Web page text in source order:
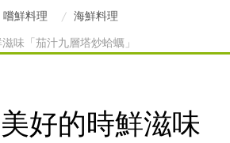
嚐鮮料理
海鮮料理
味「茄汁九層塔炒蛤蠣」
好的時鮮滋味